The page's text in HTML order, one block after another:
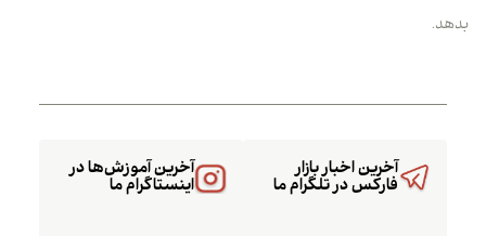
بدهد.
آخرین آموزش‌ها در
اینستاگرام ما
آخرین اخبار بازار
فارکس در تلگرام ما